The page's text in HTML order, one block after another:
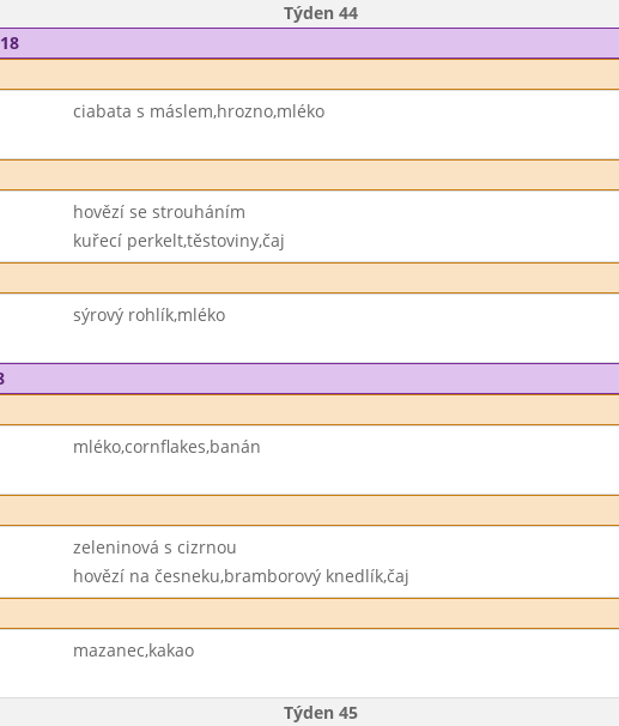
Týden 44
ciabata s máslem,hrozno,mléko
hovězí se strouháním
kuřecí perkelt,těstoviny,čaj
sýrový rohlík,mléko
mléko,cornflakes,banán
zeleninová s cizrnou
hovězí na česneku,bramborový knedlík,čaj
mazanec,kakao
Týden 45